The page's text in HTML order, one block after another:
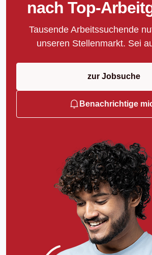
nach Top-
Tausende Arbeitssuchende
unseren Stellenmarkt. Sei
zur Jobsuche
Benachrichtige